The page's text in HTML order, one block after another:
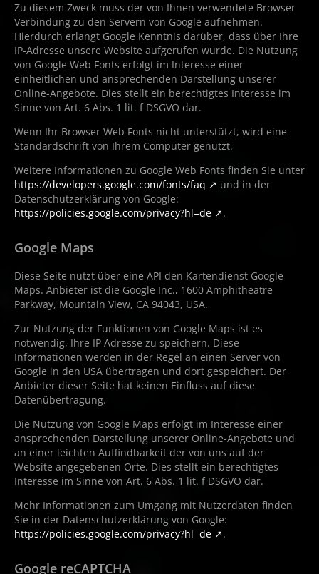
Zu diesem Zweck muss der von Ihnen verwendete Browser
Verbindung zu den Servern von Google aufnehmen.
Hierdurch erlangt Google Kenntnis darüber, dass über Ihre
IP-Adresse unsere Website aufgerufen wurde. Die Nutzung
von Google Web Fonts erfolgt im Interesse einer
einheitlichen und ansprechenden Darstellung unserer
Online-Angebote. Dies stellt ein berechtigtes Interesse im
Sinne von Art. 6 Abs. 1 lit. f DSGVO dar.
Wenn Ihr Browser Web Fonts nicht unterstützt, wird eine
Standardschrift von Ihrem Computer genutzt.
Weitere Informationen zu Google Web Fonts finden Sie unter
https://developers.google.com/fonts/faq
und in der
Datenschutzerklärung von Google:
https://policies.google.com/privacy?hl=de
.
Google Maps
Diese Seite nutzt über eine API den Kartendienst Google
Maps. Anbieter ist die Google Inc., 1600 Amphitheatre
Parkway, Mountain View, CA 94043, USA.
Zur Nutzung der Funktionen von Google Maps ist es
notwendig, Ihre IP Adresse zu speichern. Diese
Informationen werden in der Regel an einen Server von
Google in den USA übertragen und dort gespeichert. Der
Anbieter dieser Seite hat keinen Einfluss auf diese
Datenübertragung.
Die Nutzung von Google Maps erfolgt im Interesse einer
ansprechenden Darstellung unserer Online-Angebote und
an einer leichten Auffindbarkeit der von uns auf der
Website angegebenen Orte. Dies stellt ein berechtigtes
Interesse im Sinne von Art. 6 Abs. 1 lit. f DSGVO dar.
Mehr Informationen zum Umgang mit Nutzerdaten finden
Sie in der Datenschutzerklärung von Google:
https://policies.google.com/privacy?hl=de
.
Google reCAPTCHA